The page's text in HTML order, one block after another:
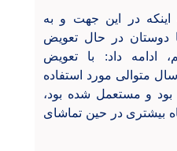
اینکه در این جهت و به
دوستان در حال تعویض
ادامه داد: با تعویض
متوالی مورد استفاده
بود و مستعمل شده بود،
بیشتری در حین تماشای